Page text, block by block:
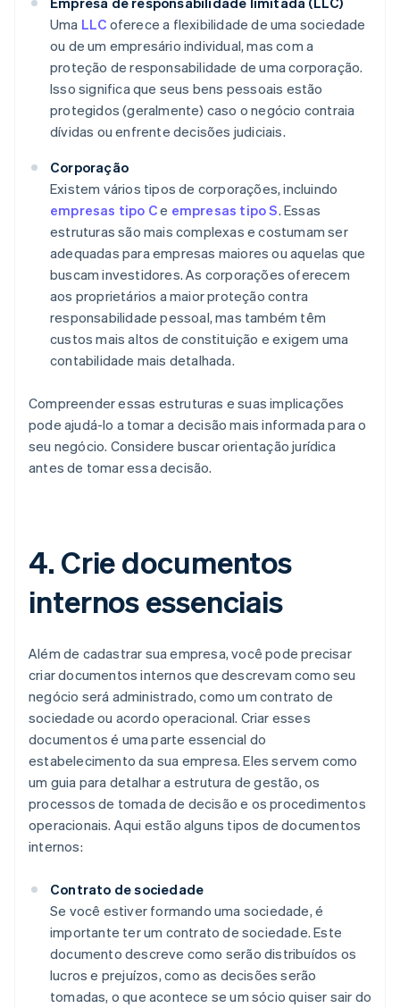
Uma LLC oferece a flexibilidade de uma sociedade
ou de um empresário individual, mas com a
proteção de responsabilidade de uma corporação.
Isso significa que seus bens pessoais estão
protegidos (geralmente) caso o negócio contraia
dívidas ou enfrente decisões judiciais.
Corporação
Existem vários tipos de corporações, incluindo
empresas tipo Ce empresas tipo S. Essas
estruturas são mais complexas e costumam ser
adequadas para empresas maiores ou aquelas que
buscam investidores. As corporações oferecem
aos proprietários a maior proteção contra
responsabilidade pessoal, mas também têm
custos mais altos de constituição e exigem uma
contabilidade mais detalhada.
Compreender essas estruturas e suas implicações
pode ajudá-lo a tomar a decisão mais informada para o
seu negócio. Considere buscar orientação jurídica
antes de tomar essa decisão.
4. Crie documentos
internos essenciais
Além de cadastrar sua empresa, você pode precisar
criar documentos internos que descrevam como seu
negócio será administrado, como um contrato de
sociedade ou acordo operacional. Criar esses
documentos é uma parte essencial do
estabelecimento da sua empresa. Eles servem como
um guia para detalhar a estrutura de gestão, os
processos de tomada de decisão e os procedimentos
operacionais. Aqui estão alguns tipos de documentos
internos:
Contrato de sociedade
Se você estiver formando uma sociedade, é
importante ter um contrato de sociedade. Este
documento descreve como serão distribuídos os
lucros e prejuízos, como as decisões serão
tomadas, o que acontece se um sócio quiser sair do